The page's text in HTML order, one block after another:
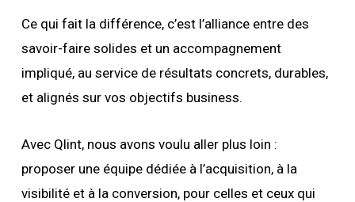
Ce qui fait la différence, c’est l’alliance entre des
savoir-faire solides et un accompagnement
impliqué, au service de résultats concrets, durables,
et alignés sur vos objectifs business.
Avec Qlint, nous avons voulu aller plus loin :
proposer une équipe dédiée à l’acquisition, à la
visibilité et à la conversion, pour celles et ceux qui